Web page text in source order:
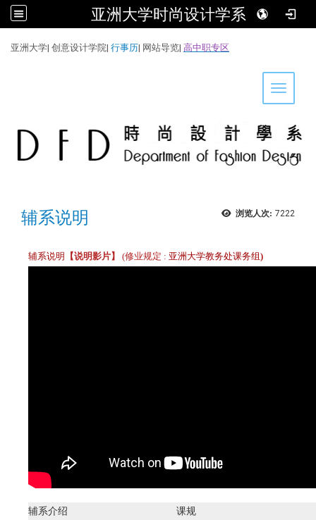
亚洲大学时尚设计学系
亚洲大学| 创意设计学院| 行事历| 网站导览| 高中职专区
Toggle
浏览人次: 7222
辅系说明
辅系说明 【说明影片】 (修业规定 : 亚洲大学教务处课务组 )
辅系介绍
课规